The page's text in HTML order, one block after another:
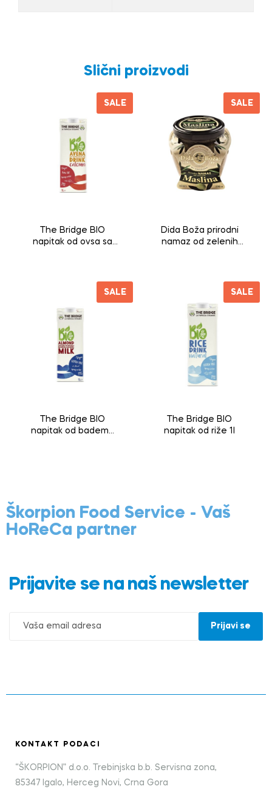
Slični proizvodi
SALE
The Bridge BIO
napitak od ovsa sa
SALE
Dida Boža prirodni
namaz od zelenih
SALE
The Bridge BIO
napitak od badema
SALE
The Bridge BIO
napitak od riže 1l
Škorpion Food Service - Vaš
HoReCa partner
Prijavite se na naš newsletter
KONTAKT PODACI
“ŠKORPION” d.o.o. Trebinjska b.b. Servisna zona,
85347 Igalo, Herceg Novi, Crna Gora